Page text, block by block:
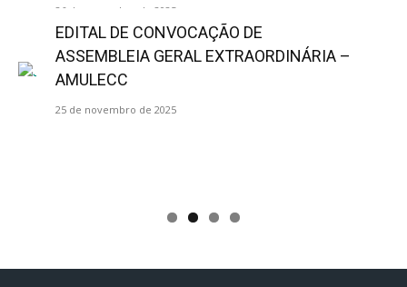
26 de novembro de 2025
EDITAL DE CONVOCAÇÃO DE
ASSEMBLEIA GERAL EXTRAORDINÁRIA –
AMULECC
25 de novembro de 2025